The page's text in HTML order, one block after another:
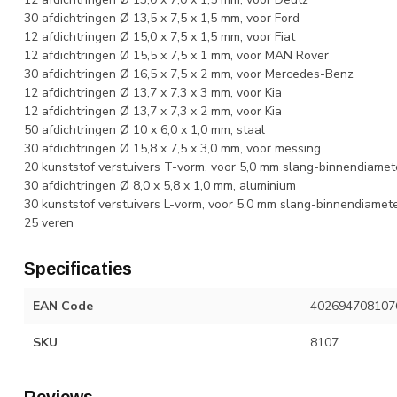
30 afdichtringen Ø 13,5 x 7,5 x 1,5 mm, voor Ford
12 afdichtringen Ø 15,0 x 7,5 x 1,5 mm, voor Fiat
12 afdichtringen Ø 15,5 x 7,5 x 1 mm, voor MAN Rover
30 afdichtringen Ø 16,5 x 7,5 x 2 mm, voor Mercedes-Benz
12 afdichtringen Ø 13,7 x 7,3 x 3 mm, voor Kia
12 afdichtringen Ø 13,7 x 7,3 x 2 mm, voor Kia
50 afdichtringen Ø 10 x 6,0 x 1,0 mm, staal
30 afdichtringen Ø 15,8 x 7,5 x 3,0 mm, voor messing
20 kunststof verstuivers T-vorm, voor 5,0 mm slang-
30 afdichtringen Ø 8,0 x 5,8 x 1,0 mm, aluminium
30 kunststof verstuivers L-vorm, voor 5,0 mm slang-
25 veren
Specificaties
EAN Code
SKU 8107